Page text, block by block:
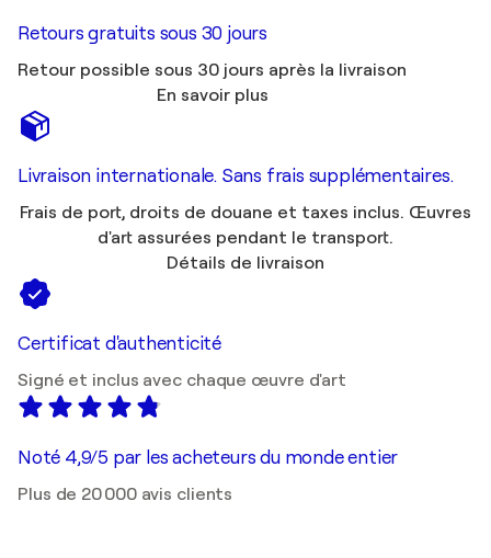
Retours gratuits sous 30 jours
Retour possible sous 30 jours après la livraison
En savoir plus
Livraison internationale. Sans frais supplémentaires.
Frais de port, droits de douane et taxes inclus. Œuvres
d'art assurées pendant le transport.
Détails de livraison
Certificat d'authenticité
Signé et inclus avec chaque œuvre d'art
Noté 4,9/5 par les acheteurs du monde entier
Plus de 20 000 avis clients